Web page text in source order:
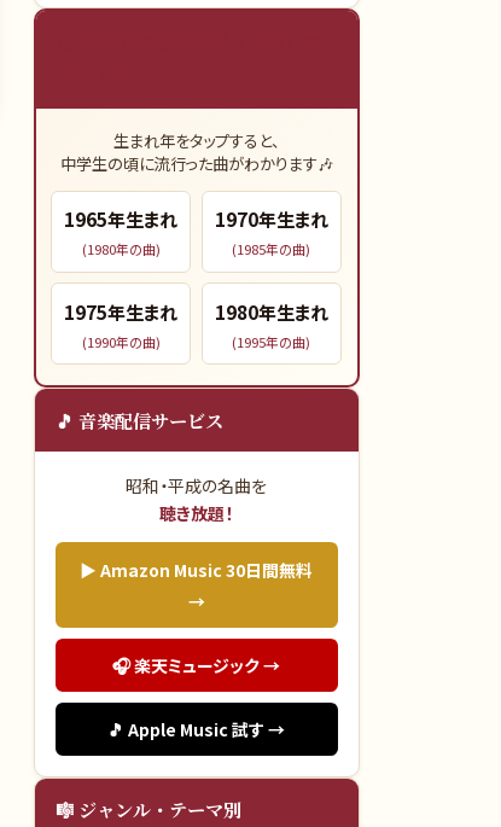
生まれ年をタップすると、
中学生の頃に流行った曲がわかります🎶
1965年生まれ
(1980年の曲)
1970年生まれ
(1985年の曲)
1975年生まれ
(1990年の曲)
1980年生まれ
(1995年の曲)
🎵 音楽配信サービス
昭和・平成の名曲を
聴き放題！
▶ Amazon Music 30日間無料
→
🎧 楽天ミュージック →
🎵 Apple Music 試す →
🎼 ジャンル・テーマ別